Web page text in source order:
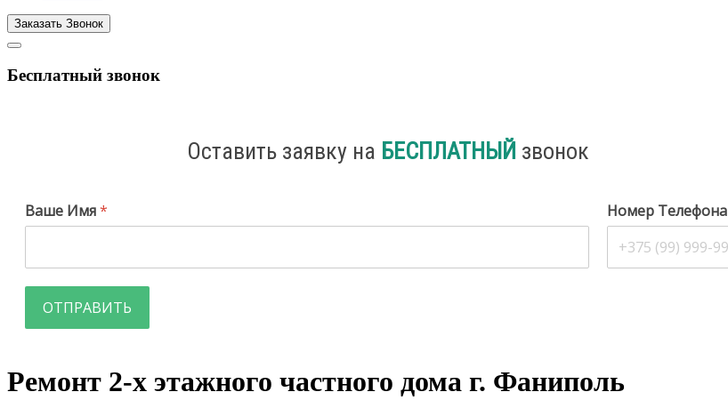
Заказать Звонок
Бесплатный звонок
Оставить заявку на БЕСПЛАТНЫЙ звонок
Ваше Имя* Номер Телефона
ОТПРАВИТЬ
Ремонт 2-х этажного частного дома г. Фаниполь